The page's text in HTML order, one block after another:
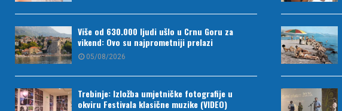
Više od 630.000 ljudi ušlo u Crnu Goru za
vikend: Ovo su najprometniji prelazi
05/08/2026
Trebinje: Izložba umjetničke fotografije u
okviru Festivala klasične muzike (VIDEO)